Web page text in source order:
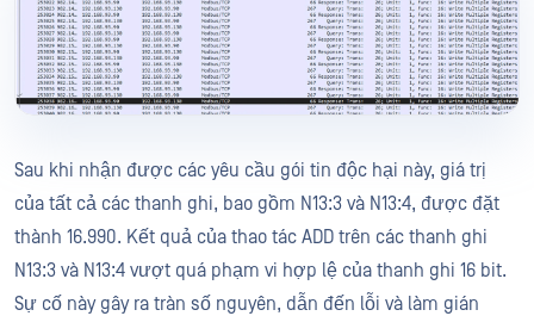
Sau khi nhận được các yêu cầu gói tin độc hại này, giá trị
của tất cả các thanh ghi, bao gồm N13:3 và N13:4, được đặt
thành 16.990. Kết quả của thao tác ADD trên các thanh ghi
N13:3 và N13:4 vượt quá phạm vi hợp lệ của thanh ghi 16 bit.
Sự cố này gây ra tràn số nguyên, dẫn đến lỗi và làm gián